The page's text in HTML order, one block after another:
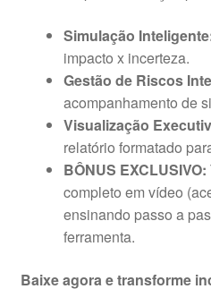
Simulação
impacto x incerteza.
Gestão de Riscos
acompanhamento de
Visualização
relatório formatado
BÔNUS EXCLUSIVO:
completo em vídeo
ensinando passo a
ferramenta.
Baixe agora e transforme